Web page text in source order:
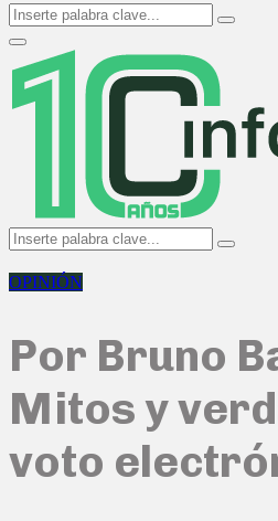
Search
for:
Search
Primary
Menu
Search
for:
Search
OPINIÓN
Por Bruno
Mitos y
voto